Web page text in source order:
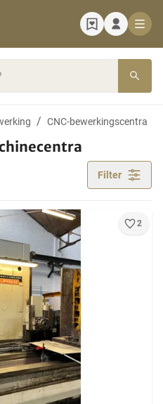
CNC-bewerkingscentra
Filter
2